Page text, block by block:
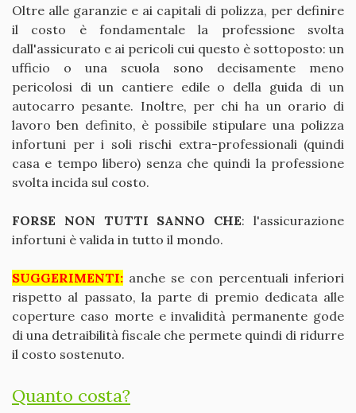
Oltre alle garanzie e ai capitali di polizza, per definire
il costo è fondamentale la professione svolta
dall'assicurato e ai pericoli cui questo è sottoposto: un
ufficio o una scuola sono decisamente meno
pericolosi di un cantiere edile o della guida di un
autocarro pesante. Inoltre, per chi ha un orario di
lavoro ben definito, è possibile stipulare una polizza
infortuni per i soli rischi extra-professionali (quindi
casa e tempo libero) senza che quindi la professione
svolta incida sul costo.
FORSE NON TUTTI SANNO CHE: l'assicurazione
infortuni è valida in tutto il mondo.
SUGGERIMENTI: anche se con percentuali inferiori
rispetto al passato, la parte di premio dedicata alle
coperture caso morte e invalidità permanente gode
di una detraibilità fiscale che permete quindi di ridurre
il costo sostenuto.
Quanto costa?